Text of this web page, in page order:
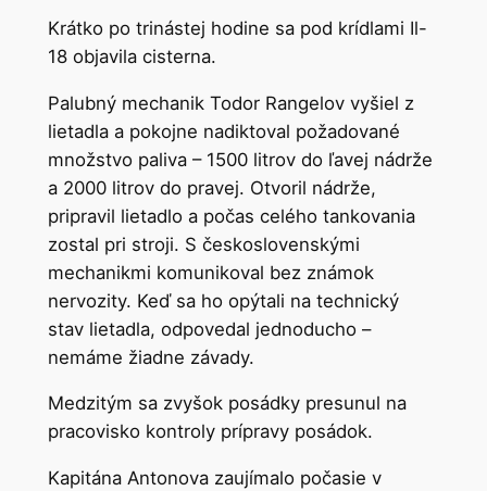
Krátko po trinástej hodine sa pod krídlami Il-
18 objavila cisterna.
Palubný mechanik Todor Rangelov vyšiel z
lietadla a pokojne nadiktoval požadované
množstvo paliva – 1500 litrov do ľavej nádrže
a 2000 litrov do pravej. Otvoril nádrže,
pripravil lietadlo a počas celého tankovania
zostal pri stroji. S československými
mechanikmi komunikoval bez známok
nervozity. Keď sa ho opýtali na technický
stav lietadla, odpovedal jednoducho –
nemáme žiadne závady.
Medzitým sa zvyšok posádky presunul na
pracovisko kontroly prípravy posádok.
Kapitána Antonova zaujímalo počasie v